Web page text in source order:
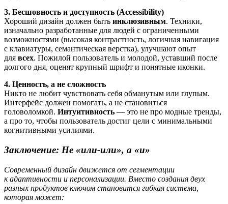
3. Бесшовность и доступность (Accessibility)
Хороший дизайн должен быть инклюзивным. Техники,
изначально разработанные для людей с ограниченными
возможностями (высокая контрастность, логичная навигация
с клавиатуры, семантическая верстка), улучшают опыт
для всех. Пожилой пользователь и молодой, уставший после
долгого дня, оценят крупный шрифт и понятные иконки.
4. Ценность, а не сложность
Никто не любит чувствовать себя обманутым или глупым.
Интерфейс должен помогать, а не становиться
головоломкой. Интуитивность — это не про модные тренды,
а про то, чтобы пользователь достиг цели с минимальными
когнитивными усилиями.
Заключение: Не «или-или», а «и»
Современный дизайн движется от сегментации
к адаптивности и персонализации. Вместо создания двух
разных продуктов ключом становится гибкая система,
которая может: